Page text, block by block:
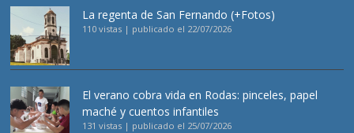
La regenta de San Fernando (+Fotos)
110 vistas | publicado el 22/07/2026
El verano cobra vida en Rodas: pinceles, papel
maché y cuentos infantiles
131 vistas | publicado el 25/07/2026